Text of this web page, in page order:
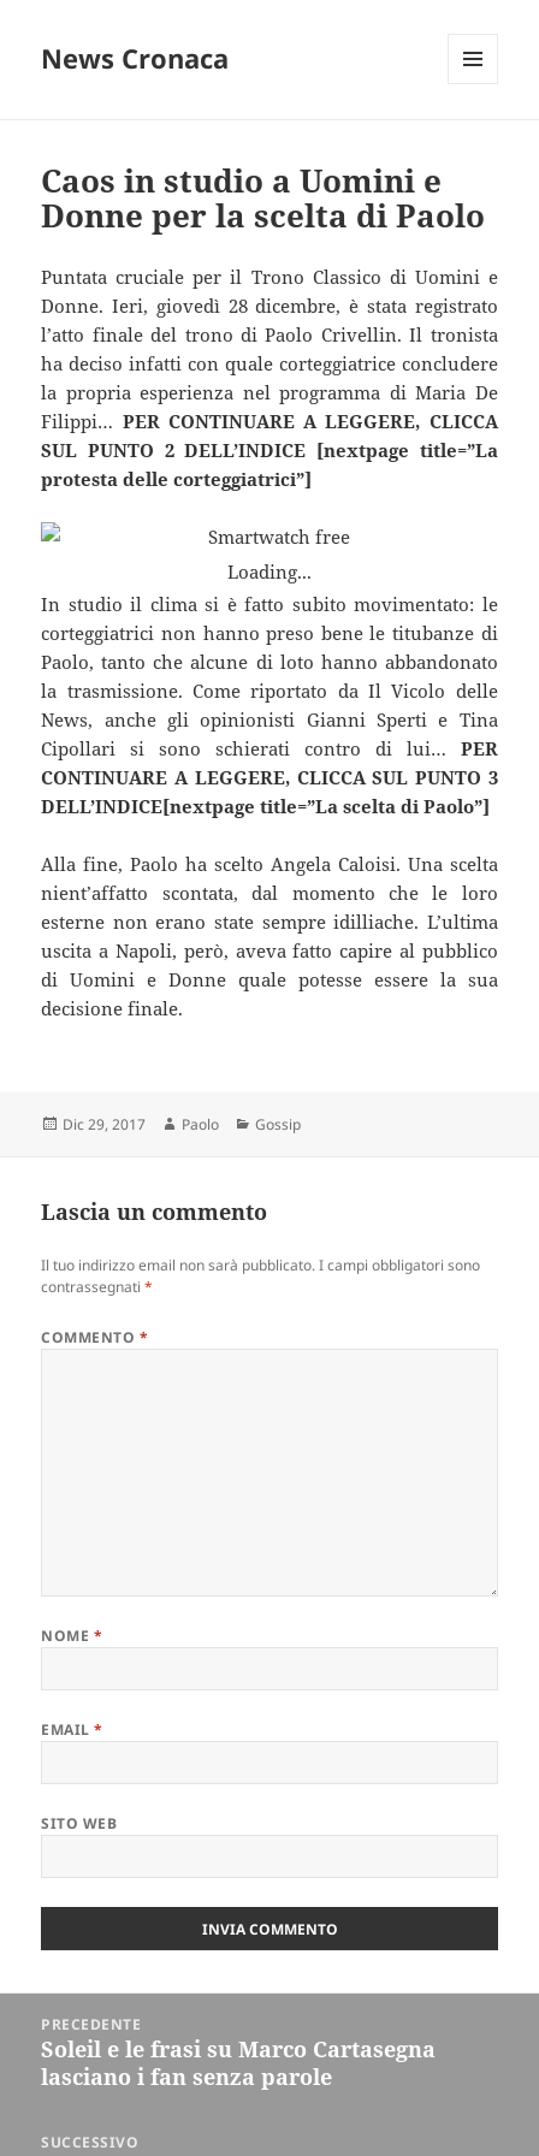
News Cronaca
Caos in studio a Uomini e
Donne per la scelta di Paolo
Puntata cruciale per il Trono Classico di Uomini e
Donne. Ieri, giovedì 28 dicembre, è stata registrato
l’atto finale del trono di Paolo Crivellin. Il tronista
ha deciso infatti con quale corteggiatrice concludere
la propria esperienza nel programma di Maria De
Filippi… PER CONTINUARE A LEGGERE, CLICCA
SUL PUNTO 2 DELL’INDICE [nextpage title=”La
protesta delle corteggiatrici”]
Loading...
In studio il clima si è fatto subito movimentato: le
corteggiatrici non hanno preso bene le titubanze di
Paolo, tanto che alcune di loto hanno abbandonato
la trasmissione. Come riportato da Il Vicolo delle
News, anche gli opinionisti Gianni Sperti e Tina
Cipollari si sono schierati contro di lui… PER
CONTINUARE A LEGGERE, CLICCA SUL PUNTO 3
DELL’INDICE[nextpage title=”La scelta di Paolo”]
Alla fine, Paolo ha scelto Angela Caloisi. Una scelta
nient’affatto scontata, dal momento che le loro
esterne non erano state sempre idilliache. L’ultima
uscita a Napoli, però, aveva fatto capire al pubblico
di Uomini e Donne quale potesse essere la sua
decisione finale.
Scritto
Dic 29, 2017 Autore
Paolo Categorie
Gossip
Lascia un commento
Il tuo indirizzo email non sarà pubblicato. I campi obbligatori sono
contrassegnati*
COMMENTO *
NOME *
EMAIL*
SITO WEB
articoliPRECEDENTE
Articolo
precedente:
Soleil e le frasi su Marco Cartasegna
lasciano i fan senza parole
SUCCESSIVO